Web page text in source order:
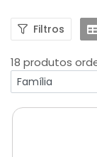
Filtros
18 produtos